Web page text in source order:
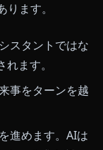
ます。
スタントではな
ます。
事をターンを越
進めます。AIは